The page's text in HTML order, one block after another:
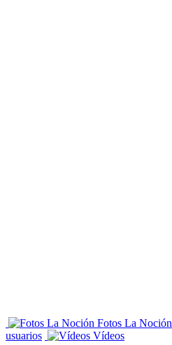
Fotos La Noción
usuarios
Vídeos